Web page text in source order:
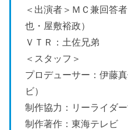
＜出演者＞ＭＣ兼回答
也・屋敷裕政）
ＶＴＲ：土佐兄弟
＜スタッフ＞
プロデューサー：伊藤
ビ）
制作協力：リーライダ
制作著作：東海テレビ